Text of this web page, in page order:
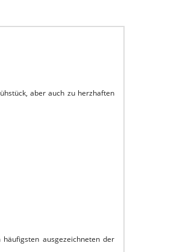
aber auch zu herzhaften
ausgezeichneten der